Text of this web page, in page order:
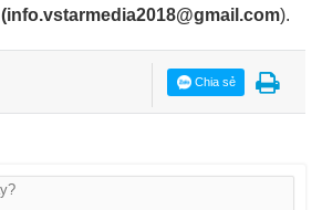
(info.vstarmedia2018@gmail.com).
Chia sẻ